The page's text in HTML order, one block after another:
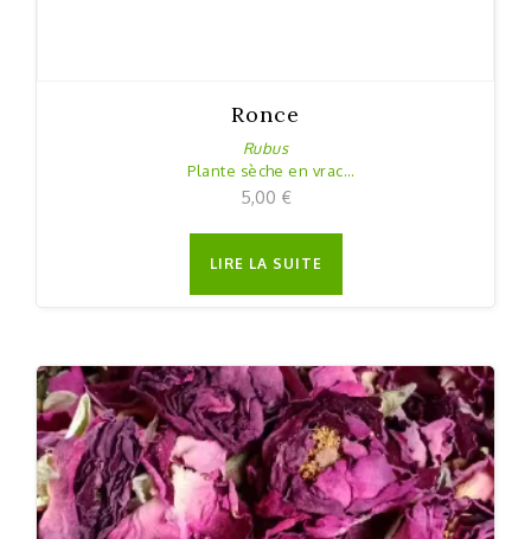
Ronce
Rubus
Plante sèche en vrac
20 g
5,00 €
LIRE LA SUITE